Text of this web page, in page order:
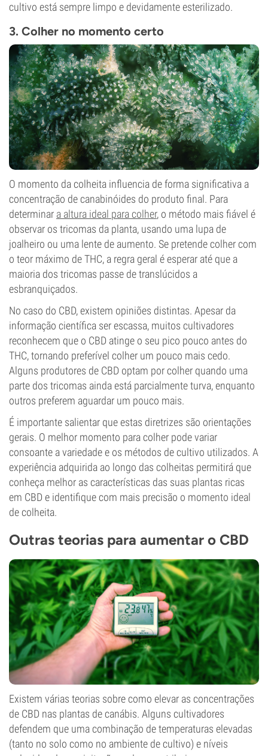
cultivo está sempre limpo e devidamente esterilizado.
3. Colher no momento certo
O momento da colheita influencia de forma significativa a
concentração de canabinóides do produto final. Para
determinar a altura ideal para colher, o método mais fiável é
observar os tricomas da planta, usando uma lupa de
joalheiro ou uma lente de aumento. Se pretende colher com
o teor máximo de THC, a regra geral é esperar até que a
maioria dos tricomas passe de translúcidos a
esbranquiçados.
No caso do CBD, existem opiniões distintas. Apesar da
informação científica ser escassa, muitos cultivadores
reconhecem que o CBD atinge o seu pico pouco antes do
THC, tornando preferível colher um pouco mais cedo.
Alguns produtores de CBD optam por colher quando uma
parte dos tricomas ainda está parcialmente turva, enquanto
outros preferem aguardar um pouco mais.
É importante salientar que estas diretrizes são orientações
gerais. O melhor momento para colher pode variar
consoante a variedade e os métodos de cultivo utilizados. A
experiência adquirida ao longo das colheitas permitirá que
conheça melhor as características das suas plantas ricas
em CBD e identifique com mais precisão o momento ideal
de colheita.
Outras teorias para aumentar o CBD
Existem várias teorias sobre como elevar as concentrações
de CBD nas plantas de canábis. Alguns cultivadores
defendem que uma combinação de temperaturas elevadas
(tanto no solo como no ambiente de cultivo) e níveis